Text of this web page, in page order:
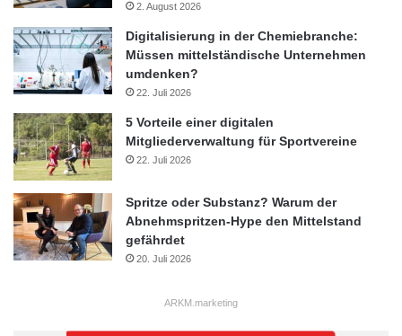
2. August 2026
Digitalisierung in der Chemiebranche:
Müssen mittelständische Unternehmen
umdenken?
22. Juli 2026
5 Vorteile einer digitalen
Mitgliederverwaltung für Sportvereine
22. Juli 2026
Spritze oder Substanz? Warum der
Abnehmspritzen-Hype den Mittelstand
gefährdet
20. Juli 2026
ARKM.marketing